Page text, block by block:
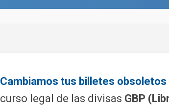
Cambiamos tus billetes
curso legal de las divisas GBP